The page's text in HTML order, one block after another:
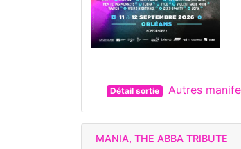
Détail sortie Autres
MANIA, THE ABBA TRIBUTE